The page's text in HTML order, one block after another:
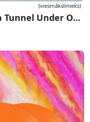
(viesmākslinieks)
Did You Know That There's a Tunnel Under Ocean Blvd